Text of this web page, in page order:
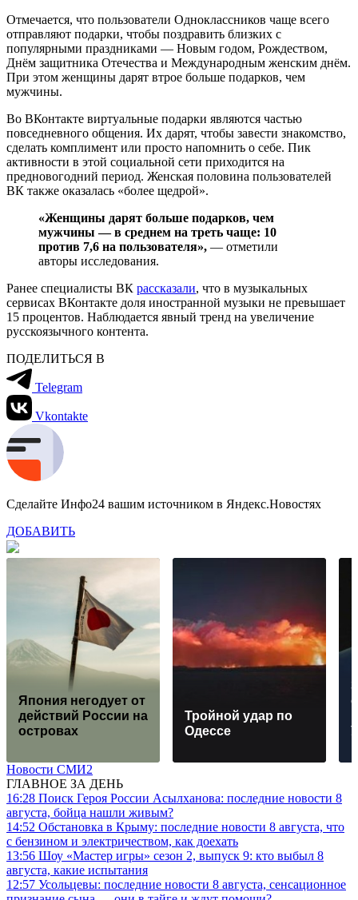
Отмечается, что пользователи Одноклассников чаще всего
отправляют подарки, чтобы поздравить близких с
популярными праздниками — Новым годом, Рождеством,
Днём защитника Отечества и Международным женским днём.
При этом женщины дарят втрое больше подарков, чем
мужчины.
Во ВКонтакте виртуальные подарки являются частью
повседневного общения. Их дарят, чтобы завести знакомство,
сделать комплимент или просто напомнить о себе. Пик
активности в этой социальной сети приходится на
предновогодний период. Женская половина пользователей
ВК также оказалась «более щедрой».
«Женщины дарят больше подарков, чем
мужчины — в среднем на треть чаще: 10
против 7,6 на пользователя», — отметили
авторы исследования.
Ранее специалисты ВК рассказали, что в музыкальных
сервисах ВКонтакте доля иностранной музыки не превышает
15 процентов. Наблюдается явный тренд на увеличение
русскоязычного контента.
ПОДЕЛИТЬСЯ В
Telegram
Vkontakte
Сделайте Инфо24 вашим источником в Яндекс.Новостях
ДОБАВИТЬ
Япония негодует от
действий России на
островах
Тройной удар по
Одессe
Новости СМИ2
ГЛАВНОЕ ЗА ДЕНЬ
16:28 Поиск Героя России Асылханова: последние новости 8
августа, бойца нашли живым?
14:52 Обстановка в Крыму: последние новости 8 августа, что
с бензином и электричеством, как доехать
13:56 Шоу «Мастер игры» сезон 2, выпуск 9: кто выбыл 8
августа, какие испытания
12:57 Усольцевы: последние новости 8 августа, сенсационное